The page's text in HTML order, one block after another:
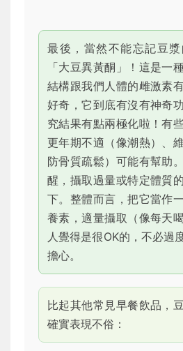
最後，當然不能忘記豆
「大豆異黃酮」！這是一
結構跟我們人體的雌激素
好奇，它到底有沒有神奇
究結果有點兩極化啦！有
更年期不適（像潮熱）、
防骨質疏鬆）可能有幫助
醒，攝取過量或特定體質
下。整體而言，把它當作
養素，適量攝取（像每天
人覺得是很OK的，不必過
擔心。
比起其他常見早餐飲品，
確實表現不俗：